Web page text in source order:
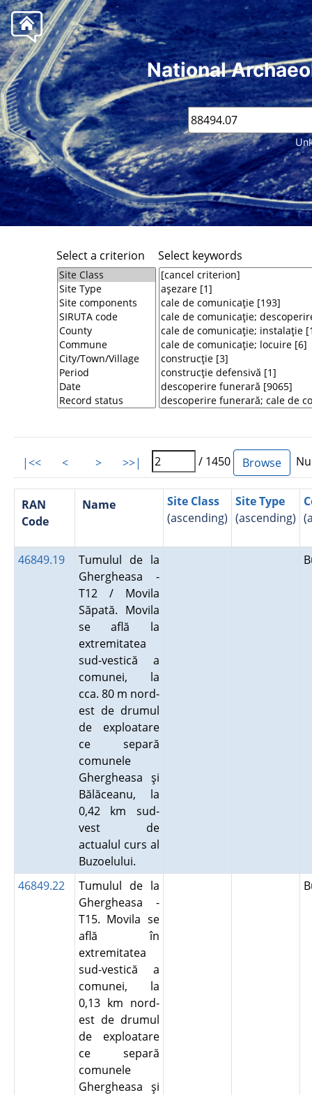
National
Select a criterion Select keywords
|<< < > >>| / 1450
RAN
Code
Name
Site Class
(ascending)
Site Type
(ascending)
46849.19
Tumulul de la
Ghergheasa -
T12 / Movila
Săpată. Movila
se află la
extremitatea
sud-vestică a
comunei, la
cca. 80 m nord-
est de drumul
de exploatare
ce separă
comunele
Ghergheasa şi
Bălăceanu, la
0,42 km sud-
vest de
actualul curs al
Buzoelului.
46849.22
Tumulul de la
Ghergheasa -
T15. Movila se
află în
extremitatea
sud-vestică a
comunei, la
0,13 km nord-
est de drumul
de exploatare
ce separă
comunele
Ghergheasa şi